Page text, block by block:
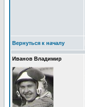
Вернуться к началу
Иванов Владимир